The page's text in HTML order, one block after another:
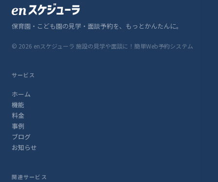
保育園・こども園の見学・面談予約を、もっとかんたんに。
© 2026 enスケジューラ 施設の見学や面談に！簡単Web予約システム
サービス
ホーム
機能
料金
事例
ブログ
お知らせ
関連サービス